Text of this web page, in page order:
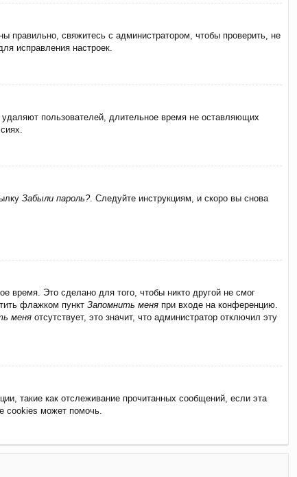
правильно, свяжитесь с администратором, чтобы проверить, не
исправления настроек.
пользователей, длительное время не оставляющих
Забыли пароль?. Следуйте инструкциям, и скоро вы снова
время. Это сделано для того, чтобы никто другой не смог
флажком пункт Запомнить меня при входе на конференцию.
меня отсутствует, это значит, что администратор отключил эту
такие как отслеживание прочитанных сообщений, если эта
cookies может помочь.